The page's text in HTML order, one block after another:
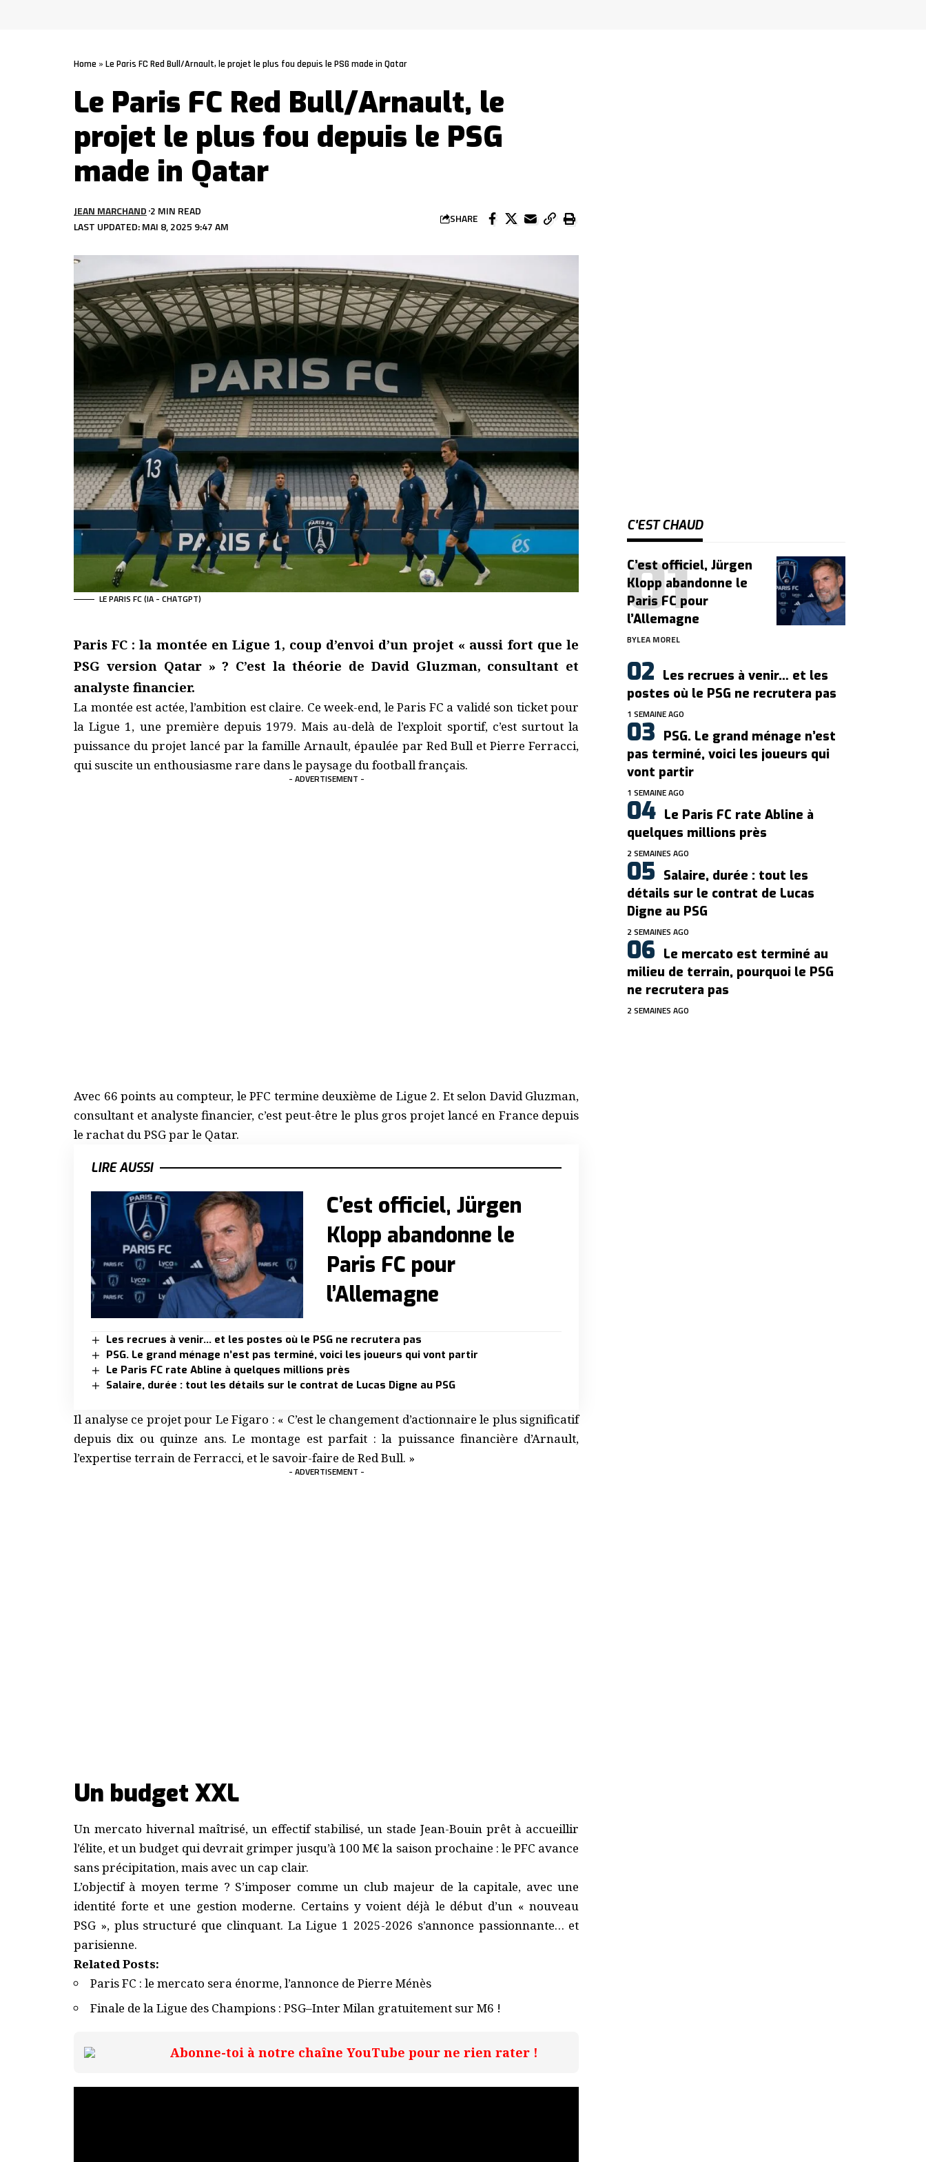
Home » Le Paris FC Red Bull/Arnault, le projet le plus fou depuis le PSG made in Qatar
Le Paris FC Red Bull/Arnault, le
projet le plus fou depuis le PSG
made in Qatar
LAST UPDATED: MAI 8, 2025 9:47 AM
JEAN MARCHAND 2 MIN READ
SHARE
LE PARIS FC (IA - CHATGPT)
Paris FC : la montée en Ligue 1, coup d’envoi d’un projet « aussi fort que le
PSG version Qatar » ? C’est la théorie de David Gluzman, consultant et
analyste financier.
La montée est actée, l’ambition est claire. Ce week-end, le Paris FC a validé son ticket pour
la Ligue 1, une première depuis 1979. Mais au-delà de l’exploit sportif, c’est surtout la
puissance du projet lancé par la famille Arnault, épaulée par Red Bull et Pierre Ferracci,
qui suscite un enthousiasme rare dans le paysage du football français.
- ADVERTISEMENT -
Avec 66 points au compteur, le PFC termine deuxième de Ligue 2. Et selon David Gluzman,
consultant et analyste financier, c’est peut-être le plus gros projet lancé en France depuis
le rachat du PSG par le Qatar.
LIRE AUSSI
C’est officiel, Jürgen
Klopp abandonne le
Paris FC pour
l’Allemagne
Les recrues à venir… et les postes où le PSG ne recrutera pas
PSG. Le grand ménage n’est pas terminé, voici les joueurs qui vont partir
Le Paris FC rate Abline à quelques millions près
Salaire, durée : tout les détails sur le contrat de Lucas Digne au PSG
Il analyse ce projet pour Le Figaro : « C’est le changement d’actionnaire le plus significatif
depuis dix ou quinze ans. Le montage est parfait : la puissance financière d’Arnault,
l’expertise terrain de Ferracci, et le savoir-faire de Red Bull. »
- ADVERTISEMENT -
Un budget XXL
Un mercato hivernal maîtrisé, un effectif stabilisé, un stade Jean-Bouin prêt à accueillir
l’élite, et un budget qui devrait grimper jusqu’à 100 M€ la saison prochaine : le PFC avance
sans précipitation, mais avec un cap clair.
L’objectif à moyen terme ? S’imposer comme un club majeur de la capitale, avec une
identité forte et une gestion moderne. Certains y voient déjà le début d’un « nouveau
PSG », plus structuré que clinquant. La Ligue 1 2025-2026 s’annonce passionnante… et
parisienne.
Related Posts:
Paris FC : le mercato sera énorme, l’annonce de Pierre Ménès
Finale de la Ligue des Champions : PSG–Inter Milan gratuitement sur M6 !
Abonne-toi à notre chaîne YouTube pour ne rien rater !
C'EST CHAUD
C’est officiel, Jürgen
Klopp abandonne le
Paris FC pour
l’Allemagne
BYLEA MOREL
Les recrues à venir… et les
postes où le PSG ne recrutera pas
1 SEMAINE AGO
PSG. Le grand ménage n’est
pas terminé, voici les joueurs qui
vont partir
1 SEMAINE AGO
Le Paris FC rate Abline à
quelques millions près
2 SEMAINES AGO
Salaire, durée : tout les
détails sur le contrat de Lucas
Digne au PSG
2 SEMAINES AGO
Le mercato est terminé au
milieu de terrain, pourquoi le PSG
ne recrutera pas
2 SEMAINES AGO